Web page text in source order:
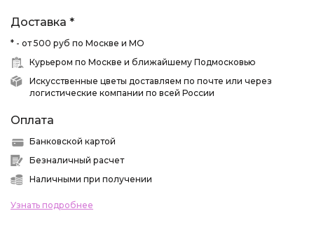
Доставка *
* - от 500 руб по Москве и МО
Курьером по Москве и ближайшему Подмосковью
Искусственные цветы доставляем по почте или через
логистические компании по всей России
Оплата
Банковской картой
Безналичный расчет
Наличными при получении
Узнать подробнее